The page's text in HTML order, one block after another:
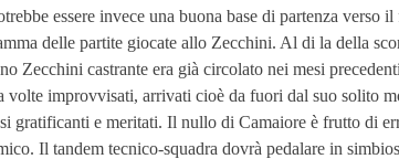
essere invece una buona base di partenza
delle partite giocate allo Zecchini. Al di la della
Zecchini castrante era già circolato nei mesi
improvvisati, arrivati cioè da fuori dal suo solito
gratificanti e meritati. Il nullo di Camaiore è frutto di
Il tandem tecnico-squadra dovrà pedalare in